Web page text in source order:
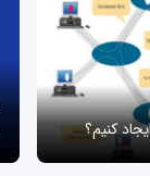
کنیم؟